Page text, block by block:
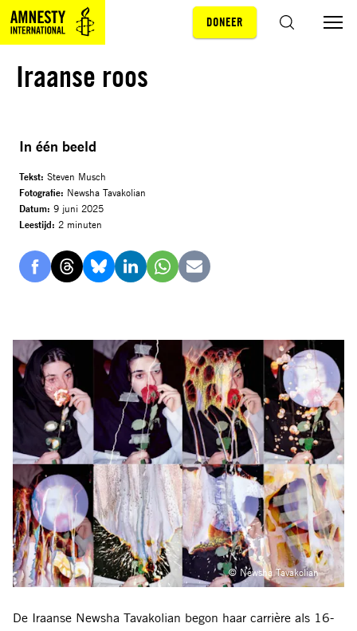
Sla navigatie over
DONEER
In één beeld
Tekst: Steven Musch
Fotografie: Newsha Tavakolian
Datum: 9 juni 2025
Leestijd: 2 minuten
DelenDelenDelenDelenDelenDelen
mail
Iraanse roos
© Newsha Tavakolian
De Iraanse Newsha Tavakolian begon haar carrière als 16-